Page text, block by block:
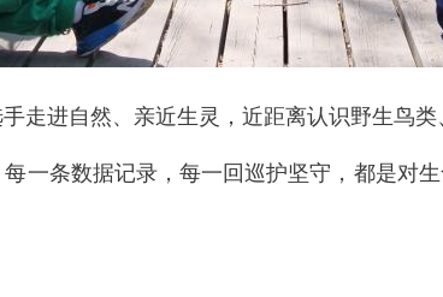
进自然、亲近生灵，近距离认识野生鸟类
条数据记录，每一回巡护坚守，都是对